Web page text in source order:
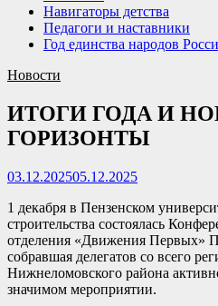
Навигаторы детства
Педагоги и наставники
Год единства народов
Новости
ИТОГИ ГОДА И
ГОРИЗОНТЫ
03.12.202505.12.2025
1 декабря в Пензенском
строительства состоялась
отделения «Движения Первых»
собравшая делегатов со всего
Нижнеломовского района
значимом мероприятии.